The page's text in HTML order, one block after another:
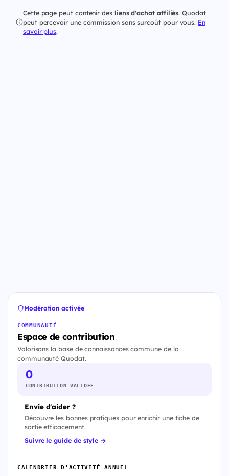
Cette page peut contenir des liens d'achat affiliés. Quodat
peut percevoir une commission sans surcoût pour vous. En
savoir plus.
Modération activée
COMMUNAUTÉ
Espace de contribution
Valorisons la base de connaissances commune de la
communauté Quodat.
0
CONTRIBUTION VALIDÉE
Envie d'aider ?
Découvre les bonnes pratiques pour enrichir une fiche de
sortie efficacement.
Suivre le guide de style →
CALENDRIER D'ACTIVITÉ ANNUEL